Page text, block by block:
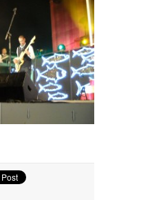
Xavi Buhagiar
Fútbol Senior Alcalde
disputa la semana